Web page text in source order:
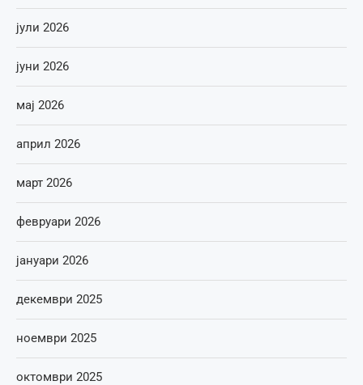
јули 2026
јуни 2026
мај 2026
април 2026
март 2026
февруари 2026
јануари 2026
декември 2025
ноември 2025
октомври 2025